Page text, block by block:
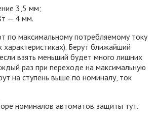
3,5 мм;
— 4 мм.
по максимальному потребляемому току
характеристиках). Берут ближайший
взять меньший будет много лишних
раз при переходе на максимальную
на ступень выше по номиналу, ток
номиналов автоматов защиты тут.